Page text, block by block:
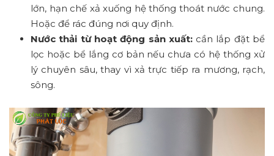
lớn, hạn chế xả xuống hệ thống thoát nước chung.
Hoặc để rác đúng nơi quy định.
Nước thải từ hoạt động sản xuất:cần lắp đặt bể
lọc hoặc bể lắng cơ bản nếu chưa có hệ thống xử
lý chuyên sâu, thay vì xả trực tiếp ra mương, rạch,
sông.